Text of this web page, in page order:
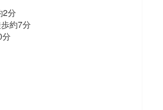
2分
約7分
分